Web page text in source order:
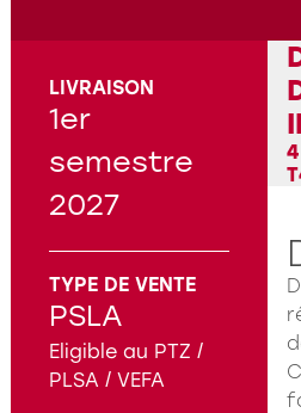
LIVRAISON
1er
semestre
2027
TYPE DE VENTE
PSLA
Eligible au PTZ /
PLSA / VEFA